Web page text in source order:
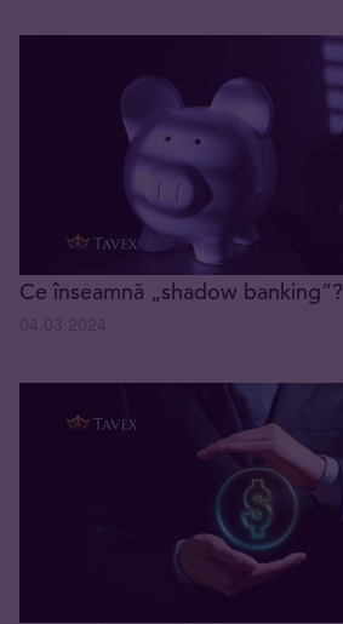
Ce înseamnă „shadow banking”?